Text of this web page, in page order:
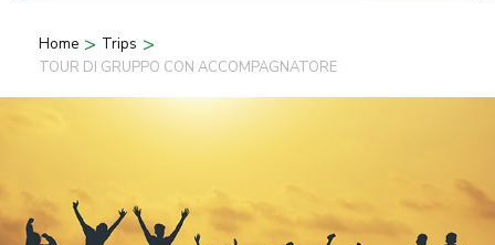
Home > Trips >
TOUR DI GRUPPO CON ACCOMPAGNATORE